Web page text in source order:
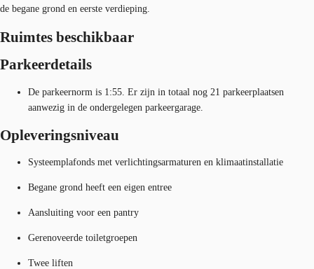
de begane grond en eerste verdieping.
Ruimtes beschikbaar
Parkeerdetails
De parkeernorm is 1:55. Er zijn in totaal nog 21 parkeerplaatsen
aanwezig in de ondergelegen parkeergarage.
Opleveringsniveau
Systeemplafonds met verlichtingsarmaturen en klimaatinstallatie
Begane grond heeft een eigen entree
Aansluiting voor een pantry
Gerenoveerde toiletgroepen
Twee liften